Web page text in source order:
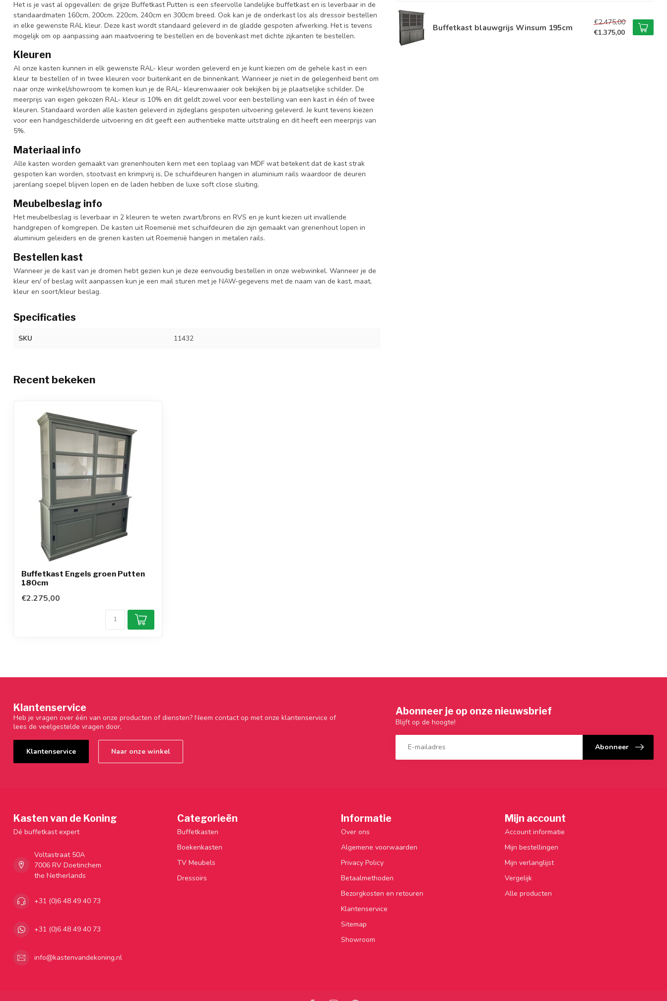
Het is je vast al opgevallen: de grijze Buffetkast Putten is een sfeervolle landelijke buffetkast en is leverbaar in de
standaardmaten 160cm, 200cm. 220cm, 240cm en 300cm breed. Ook kan je de onderkast los als dressoir bestellen
in elke gewenste RAL kleur. Deze kast wordt standaard geleverd in de gladde gespoten afwerking. Het is tevens
mogelijk om op aanpassing aan maatvoering te bestellen en de bovenkast met dichte zijkanten te bestellen.
Kleuren
Al onze kasten kunnen in elk gewenste RAL- kleur worden geleverd en je kunt kiezen om de gehele kast in een
kleur te bestellen of in twee kleuren voor buitenkant en de binnenkant. Wanneer je niet in de gelegenheid bent om
naar onze winkel/showroom te komen kun je de RAL- kleurenwaaier ook bekijken bij je plaatselijke schilder. De
meerprijs van eigen gekozen RAL- kleur is 10% en dit geldt zowel voor een bestelling van een kast in één of twee
kleuren. Standaard worden alle kasten geleverd in zijdeglans gespoten uitvoering geleverd. Je kunt tevens kiezen
voor een handgeschilderde uitvoering en dit geeft een authentieke matte uitstraling en dit heeft een meerprijs van
5%.
Materiaal info
Alle kasten worden gemaakt van grenenhouten kern met een toplaag van MDF wat betekent dat de kast strak
gespoten kan worden, stootvast en krimpvrij is, De schuifdeuren hangen in aluminium rails waardoor de deuren
jarenlang soepel blijven lopen en de laden hebben de luxe soft close sluiting.
Meubelbeslag info
Het meubelbeslag is leverbaar in 2 kleuren te weten zwart/brons en RVS en je kunt kiezen uit invallende
handgrepen of komgrepen. De kasten uit Roemenië met schuifdeuren die zijn gemaakt van grenenhout lopen in
aluminium geleiders en de grenen kasten uit Roemenië hangen in metalen rails.
Bestellen kast
Wanneer je de kast van je dromen hebt gezien kun je deze eenvoudig bestellen in onze webwinkel. Wanneer je de
kleur en/ of beslag wilt aanpassen kun je een mail sturen met je NAW-gegevens met de naam van de kast, maat,
kleur en soort/kleur beslag.
Specificaties
SKU 11432
Buffetkast blauwgrijs Winsum 195cm
€2.475,00
€1.375,00
Recent bekeken
Buffetkast Engels groen Putten
180cm
€2.275,00
Klantenservice
Heb je vragen over één van onze producten of diensten? Neem contact op met onze klantenservice of
lees de veelgestelde vragen door.
Klantenservice Naar onze winkel
Abonneer je op onze nieuwsbrief
Blijft op de hoogte!
Abonneer
Kasten van de Koning
Dé buffetkast expert
Voltastraat 50A
7006 RV Doetinchem
the Netherlands
+31 (0)6 48 49 40 73
+31 (0)6 48 49 40 73
info@kastenvandekoning.nl
Categorieën
Buffetkasten
Boekenkasten
TV Meubels
Dressoirs
Informatie
Over ons
Algemene voorwaarden
Privacy Policy
Betaalmethoden
Bezorgkosten en retouren
Klantenservice
Sitemap
Showroom
Mijn account
Account informatie
Mijn bestellingen
Mijn verlanglijst
Vergelijk
Alle producten